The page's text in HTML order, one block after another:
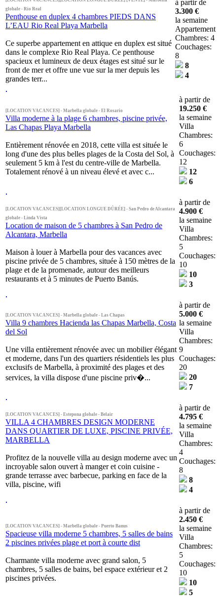
globale - Rio Real
Penthouse en duplex 4 chambres PIEDS DANS
L’EAU Rio Real Playa Marbella
Ce superbe appartement en attique en duplex est situé
dans le complexe Rio Real Playa. Ce penthouse
spacieux et lumineux de deux étages est situé sur le
front de mer et offre une vue sur la mer depuis les
grandes terr...
à partir de
3.300 €
la semaine
Appartement
Chambres: 4
Couchages:
8
8
4
[LOCATION VACANCES] - Marbella globale - El Rosario
Villa moderne à la plage 6 chambres, piscine privée,
Las Chapas Playa Marbella
Entièrement rénovée en 2018, cette villa est située le
long d'une des plus belles plages de la Costa del Sol, à
seulement 5 km à l'est du centre-ville de Marbella.
Totalement rénové à un niveau élevé et avec c...
à partir de
19.250 €
la semaine
Villa
Chambres:
6
Couchages:
12
12
6
[LOCATION VACANCES][LOCATION LONGUE DÛRÉE] - San Pedro de Alcantara
globale - Linda Vista
Location de maison de 5 chambres à San Pedro de
Alcantara, Marbella
Maison à louer à Marbella pour des vacances avec
piscine privée de 5 chambres, située à 150 mètres de la
plage et de la promenade, autour des meilleurs
restaurants et à 5 minutes de Puerto Banús.
à partir de
4.900 €
la semaine
Villa
Chambres:
5
Couchages:
10
10
3
[LOCATION VACANCES] - Marbella globale - Las Chapas
Villa 9 chambres Hacienda las Chapas Marbella, Costa
del Sol
Une villa entièrement rénovée avec un mobilier élégant
et moderne, dans l'un des quartiers résidentiels les plus
exclusifs de Marbella, à proximité des plages et des
services, la villa dispose d'une piscine priv�...
à partir de
5.000 €
la semaine
Villa
Chambres:
9
Couchages:
20
20
7
[LOCATION VACANCES] - Estepona globale - Belair
VILLA 4 CHAMBRES DESIGN MODERNE
DANS QUARTIER DE LUXE, PISCINE PRIVÉE,
MARBELLA
Profitez de la nouvelle villa au design moderne avec un
incroyable salon ouvert à manger et coin cuisine -
grande terrasse avec barbecue, parking en face de la
villa, piscine, wifi
à partir de
4.795 €
la semaine
Villa
Chambres:
4
Couchages:
8
8
4
[LOCATION VACANCES] - Marbella globale - Puerto Banus
Spacieuse villa moderne 5 chambres, 5 salles de bains
2 piscines privées plage et port à courte dist
Charmante villa moderne avec grand salon, 5
chambres, 5 salles de bains, bel espace extérieur et 2
piscines privées.
à partir de
2.450 €
la semaine
Villa
Chambres:
5
Couchages:
10
10
5